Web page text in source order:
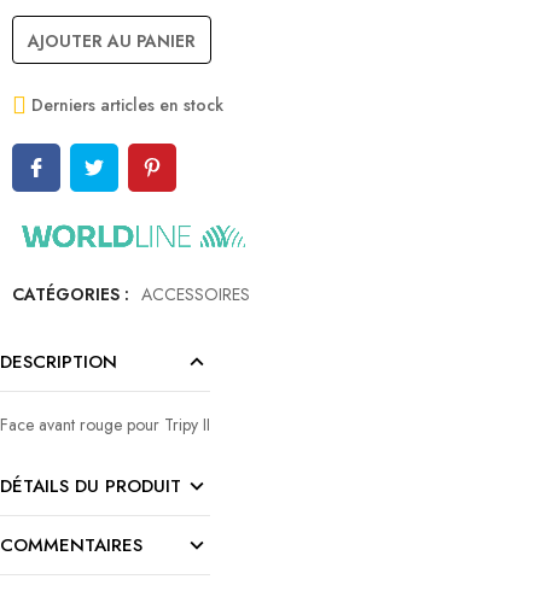
AJOUTER AU PANIER
Derniers articles en stock
CATÉGORIES : ACCESSOIRES
DESCRIPTION
Face avant rouge pour Tripy II
DÉTAILS DU PRODUIT
COMMENTAIRES